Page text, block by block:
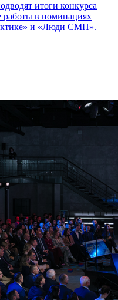
итоги конкурса
работы в номинациях
и «Люди СМП».